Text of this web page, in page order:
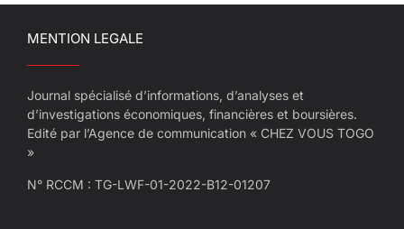
MENTION LEGALE
Journal spécialisé d’informations, d’analyses et
d’investigations économiques, financières et boursières.
Edité par l’Agence de communication « CHEZ VOUS TOGO
»
N° RCCM : TG-LWF-01-2022-B12-01207